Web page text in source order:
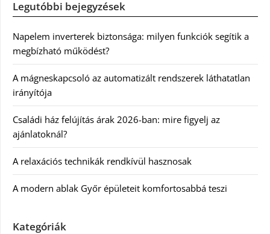
Legutóbbi bejegyzések
Napelem inverterek biztonsága: milyen funkciók segítik a
megbízható működést?
A mágneskapcsoló az automatizált rendszerek láthatatlan
irányítója
Családi ház felújítás árak 2026-ban: mire figyelj az
ajánlatoknál?
A relaxációs technikák rendkívül hasznosak
A modern ablak Győr épületeit komfortosabbá teszi
Kategóriák